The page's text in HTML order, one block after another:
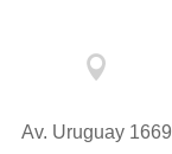

Av. Uruguay 1669